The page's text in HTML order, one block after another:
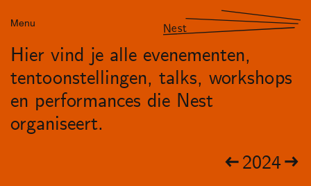
Menu Nest
Hier vind je alle evenementen,
tentoonstellingen, talks, workshops
en performances die Nest
organiseert.
2024